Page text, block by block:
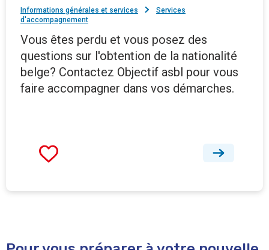
Informations générales et services
Services
d'accompagnement
Vous êtes perdu et vous posez des
questions sur l'obtention de la nationalité
belge? Contactez Objectif asbl pour vous
faire accompagner dans vos démarches.